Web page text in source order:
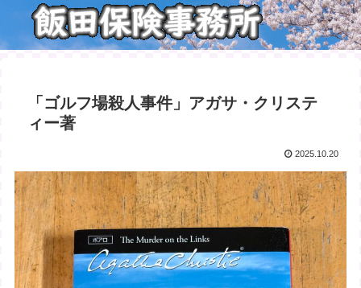
「ゴルフ場殺人事件」アガサ・クリステ
ィー著
2025.10.20